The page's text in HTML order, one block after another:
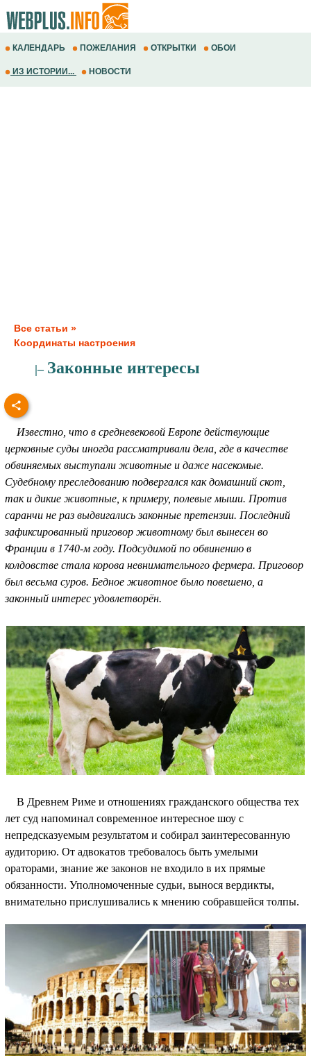
КАЛЕНДАРЬ ПОЖЕЛАНИЯ ОТКРЫТКИ ОБОИ
ИЗ ИСТОРИИ... НОВОСТИ
Все статьи »
Координаты настроения
|– Законные интересы
Известно, что в средневековой Европе действующие
церковные суды иногда рассматривали дела, где в качестве
обвиняемых выступали животные и даже насекомые.
Судебному преследованию подвергался как домашний скот,
так и дикие животные, к примеру, полевые мыши. Против
саранчи не раз выдвигались законные претензии. Последний
зафиксированный приговор животному был вынесен во
Франции в 1740-м году. Подсудимой по обвинению в
колдовстве стала корова невнимательного фермера. Приговор
был весьма суров. Бедное животное было повешено, а
законный интерес удовлетворён.
В Древнем Риме и отношениях гражданского общества тех
лет суд напоминал современное интересное шоу с
непредсказуемым результатом и собирал заинтересованную
аудиторию. От адвокатов требовалось быть умелыми
ораторами, знание же законов не входило в их прямые
обязанности. Уполномоченные судьи, вынося вердикты,
внимательно прислушивались к мнению собравшейся толпы.